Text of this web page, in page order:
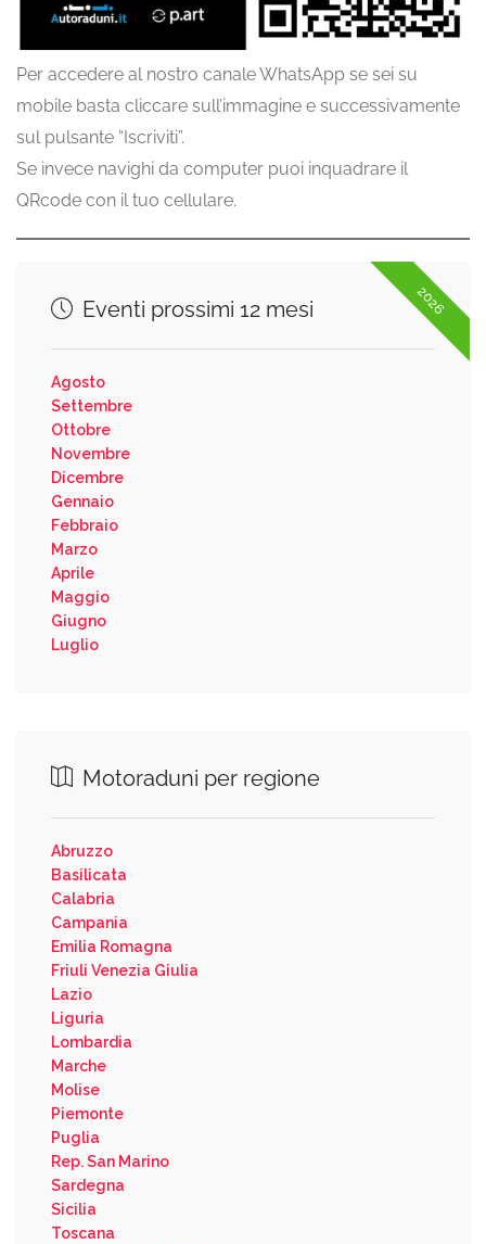
Per accedere al nostro canale WhatsApp se sei su
mobile basta cliccare sull’immagine e successivamente
sul pulsante “Iscriviti”.
Se invece navighi da computer puoi inquadrare il
QRcode con il tuo cellulare.
2026
Eventi prossimi 12 mesi
Agosto
Settembre
Ottobre
Novembre
Dicembre
Gennaio
Febbraio
Marzo
Aprile
Maggio
Giugno
Luglio
Motoraduni per regione
Abruzzo
Basilicata
Calabria
Campania
Emilia Romagna
Friuli Venezia Giulia
Lazio
Liguria
Lombardia
Marche
Molise
Piemonte
Puglia
Rep. San Marino
Sardegna
Sicilia
Toscana